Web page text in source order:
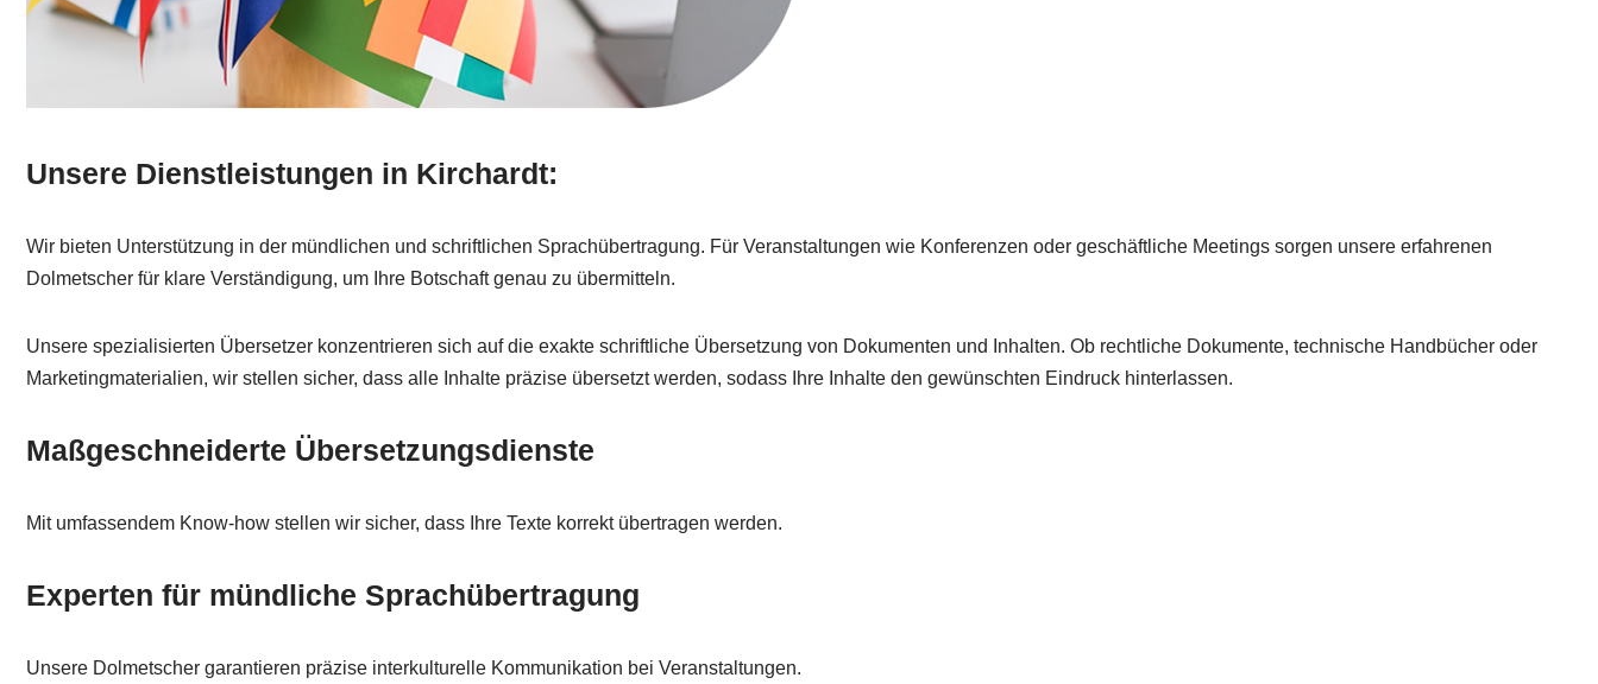
Unsere Dienstleistungen in Kirchardt:
Wir bieten Unterstützung in der mündlichen und schriftlichen Sprachübertragung. Für Veranstaltungen wie Konferenzen oder geschäftliche Meetings sorgen unsere erfahrenen
Dolmetscher für klare Verständigung, um Ihre Botschaft genau zu übermitteln.
Unsere spezialisierten Übersetzer konzentrieren sich auf die exakte schriftliche Übersetzung von Dokumenten und Inhalten. Ob rechtliche Dokumente, technische Handbücher oder
Marketingmaterialien, wir stellen sicher, dass alle Inhalte präzise übersetzt werden, sodass Ihre Inhalte den gewünschten Eindruck hinterlassen.
Maßgeschneiderte Übersetzungsdienste
Mit umfassendem Know-how stellen wir sicher, dass Ihre Texte korrekt übertragen werden.
Experten für mündliche Sprachübertragung
Unsere Dolmetscher garantieren präzise interkulturelle Kommunikation bei Veranstaltungen.